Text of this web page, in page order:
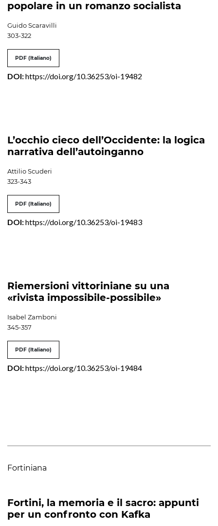
popolare in un romanzo socialista
Guido Scaravilli
303-322
PDF (Italiano)
DOI:https://doi.org/10.36253/oi-19482
L’occhio cieco dell’Occidente: la logica
narrativa dell’autoinganno
Attilio Scuderi
323-343
PDF (Italiano)
DOI:https://doi.org/10.36253/oi-19483
Riemersioni vittoriniane su una
«rivista impossibile-possibile»
Isabel Zamboni
345-357
PDF (Italiano)
DOI:https://doi.org/10.36253/oi-19484
Fortiniana
Fortini, la memoria e il sacro: appunti
per un confronto con Kafka